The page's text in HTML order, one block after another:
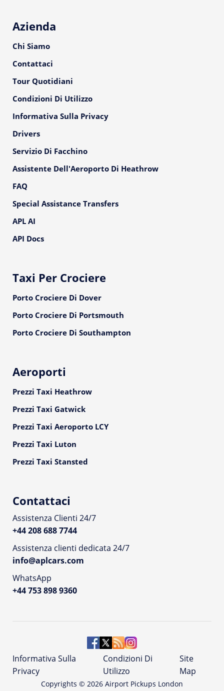
Azienda
Chi Siamo
Contattaci
Tour Quotidiani
Condizioni Di Utilizzo
Informativa Sulla Privacy
Drivers
Servizio Di Facchino
Assistente Dell'Aeroporto Di Heathrow
FAQ
Special Assistance Transfers
APL AI
API Docs
Taxi Per Crociere
Porto Crociere Di Dover
Porto Crociere Di Portsmouth
Porto Crociere Di Southampton
Aeroporti
Prezzi Taxi Heathrow
Prezzi Taxi Gatwick
Prezzi Taxi Aeroporto LCY
Prezzi Taxi Luton
Prezzi Taxi Stansted
Contattaci
Assistenza Clienti 24/7
+44 208 688 7744
Assistenza clienti dedicata 24/7
info@aplcars.com
WhatsApp
+44 753 898 9360
Copyrights © 2026 Airport Pickups London
Informativa Sulla
Privacy
Condizioni Di
Utilizzo
Site
Map